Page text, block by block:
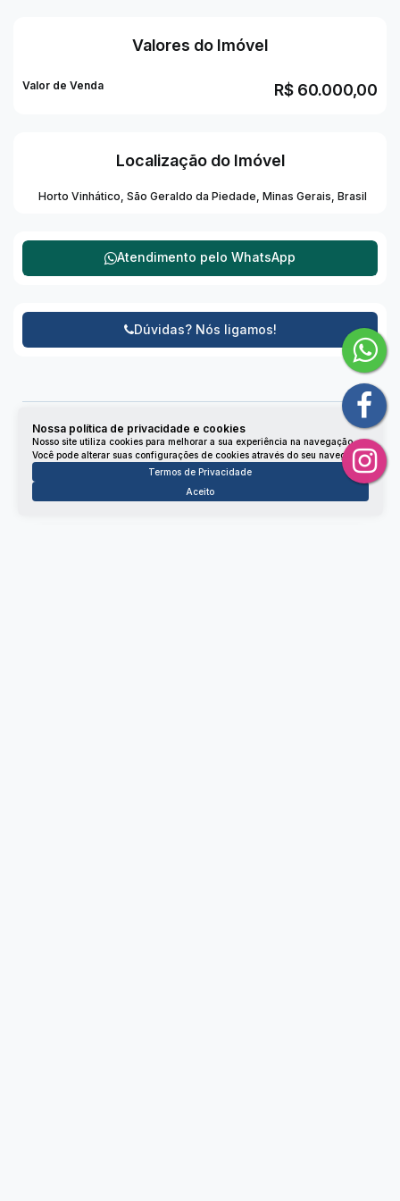
Nossa política de privacidade e cookies
Nosso site utiliza cookies para melhorar a sua experiência na navegação.
Você pode alterar suas configurações de cookies através do seu navegador.
Termos de Privacidade
Aceito
Valores do Imóvel
R$ 60.000,00
Valor de Venda
Localização do Imóvel
Horto Vinhático São Geraldo da Piedade Minas Gerais Brasil
Atendimento pelo WhatsApp
Dúvidas? Nós ligamos!
Não é o que você queria? Veja estes imóveis
relacionados!